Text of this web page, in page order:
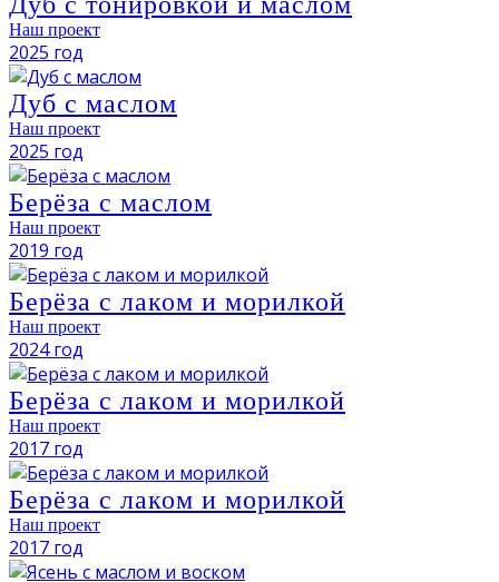
Наш проект
2025 год
Дуб с маслом
Наш проект
2025 год
Берёза с маслом
Наш проект
2019 год
Берёза с лаком и морилкой
Наш проект
2024 год
Берёза с лаком и морилкой
Наш проект
2017 год
Берёза с лаком и морилкой
Наш проект
2017 год